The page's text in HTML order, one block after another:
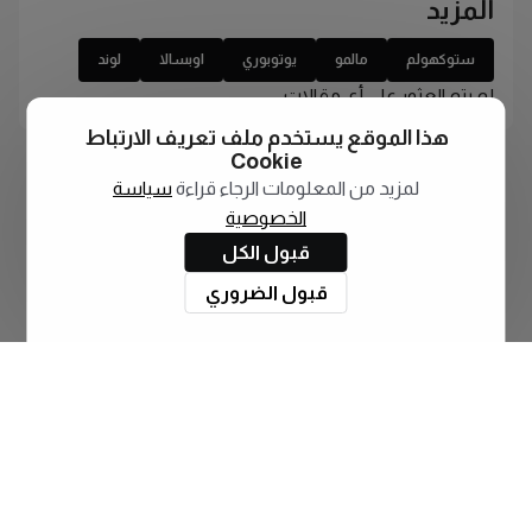
المزيد
ستوكهولم مالمو يوتوبوري اوبسالا لوند
لم يتم العثور على أي مقالات
هذا الموقع يستخدم ملف تعريف الارتباط
Cookie
لمزيد من المعلومات الرجاء قراءة سياسة
الخصوصية
قبول الكل
قبول الضروري